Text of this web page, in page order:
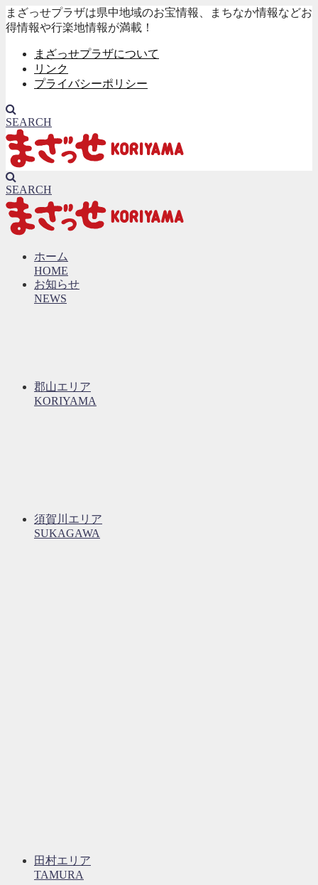
まざっせプラザは県中地域のお宝情報、まちなか情報などお
得情報や行楽地情報が満載！
まざっせプラザについて
リンク
プライバシーポリシー
SEARCH
SEARCH
ホーム
HOME
お知らせ
NEWS
郡山エリア
KORIYAMA
須賀川エリア
SUKAGAWA
田村エリア
TAMURA